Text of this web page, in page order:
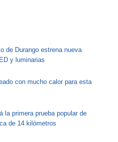
de Durango estrena nueva
y luminarias
con mucho calor para esta
la primera prueba popular de
de 14 kilómetros